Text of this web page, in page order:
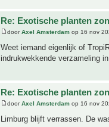
Re: Exotische planten
doorAxel Amsterdam op 16 nov
Weet iemand eigenlijk of
indrukwekkende verzameling
Re: Exotische planten
doorAxel Amsterdam op 16 nov
Limburg blijft verrassen. De